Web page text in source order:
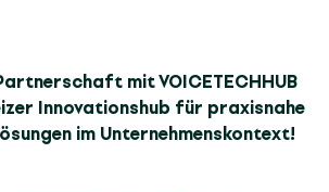
mit VOICETECHHUB
Innovationshub für praxisnahe
im Unternehmenskontext!